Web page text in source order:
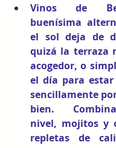
Vinos de
buenísima
el sol deja de
quizá la terraza
acogedor, o
el día para
sencillamente
bien.
nivel, mojitos y
repletas de